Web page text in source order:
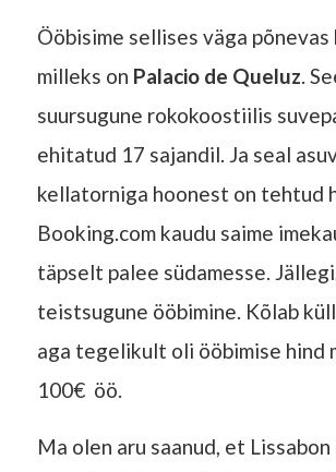
Ööbisime sellises väga põnevas
milleks on Palacio de Queluz.
suursugune rokokoostiilis
ehitatud 17 sajandil. Ja seal
kellatorniga hoonest on tehtud
Booking.com kaudu saime
täpselt palee südamesse.
teistsugune ööbimine. Kõlab
aga tegelikult oli ööbimise hind
100€ öö.
Ma olen aru saanud, et